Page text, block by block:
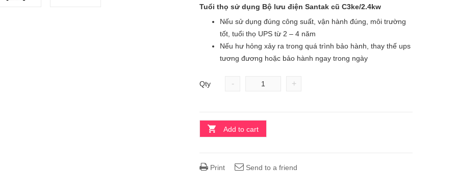
Tuổi thọ sử dụng Bộ lưu điện Santak cũ C3ke/2.4kw
Nếu sử dụng đúng công suất, vận hành đúng, môi trường
tốt, tuổi thọ UPS từ 2 – 4 năm
Nếu hư hỏng xảy ra trong quá trình bảo hành, thay thế ups
tương đương hoặc bảo hành ngay trong ngày
Qty - +
Add to cart
Print Send to a friend